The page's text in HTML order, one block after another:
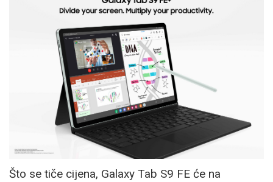
Što se tiče cijena, Galaxy Tab S9 FE će na